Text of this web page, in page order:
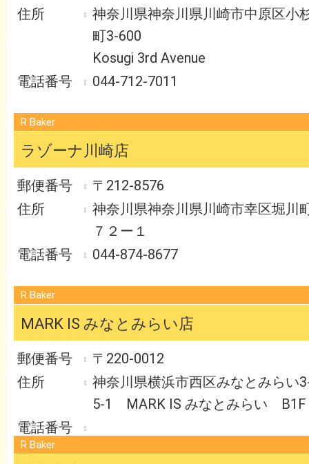
神奈川県神奈川県川崎市中原区小
町3-600
Kosugi 3rd Avenue
044-712-7011
R Baker
ラゾーナ川崎店
〒212-8576
神奈川県神奈川県川崎市幸区堀川
７２ー１
044-874-8677
R Baker
MARK IS みなとみらい店
〒220-0012
神奈川県横浜市西区みなとみらい
5-1 MARK IS みなとみらい B1F
R Baker